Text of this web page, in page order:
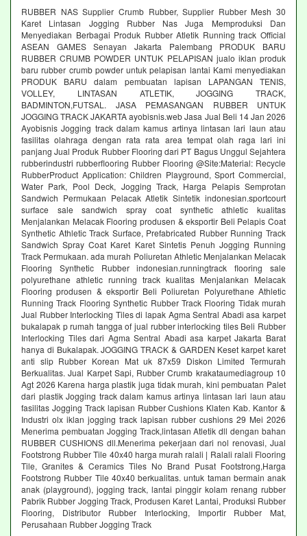
RUBBER NAS Supplier Crumb Rubber, Supplier Rubber Mesh 30
Karet Lintasan Jogging Rubber Nas Juga Memproduksi Dan
Menyediakan Berbagai Produk Rubber Atletik Running track Official
ASEAN GAMES Senayan Jakarta Palembang PRODUK BARU
RUBBER CRUMB POWDER UNTUK PELAPISAN jualo iklan produk
baru rubber crumb powder untuk pelapisan lantai Kami menyediakan
PRODUK BARU dalam pembuatan lapisan LAPANGAN TENIS,
VOLLEY, LINTASAN ATLETIK, JOGGING TRACK,
BADMINTON,FUTSAL. JASA PEMASANGAN RUBBER UNTUK
JOGGING TRACK JAKARTA ayobisnis.web Jasa Jual Beli 14 Jan 2026
Ayobisnis Jogging track dalam kamus artinya lintasan lari laun atau
fasilitas olahraga dengan rata rata area tempat olah raga lari ini
panjang Jual Produk Rubber Flooring dari PT Bagus Unggul Sejahtera
rubberindustri rubberflooring Rubber Flooring @Site:Material: Recycle
RubberProduct Application: Children Playground, Sport Commercial,
Water Park, Pool Deck, Jogging Track, Harga Pelapis Semprotan
Sandwich Permukaan Pelacak Atletik Sintetik indonesian.sportcourt
surface sale sandwich spray coat synthetic athletic kualitas
Menjalankan Melacak Flooring produsen & eksportir Beli Pelapis Coat
Synthetic Athletic Track Surface, Prefabricated Rubber Running Track
Sandwich Spray Coat Karet Karet Sintetis Penuh Jogging Running
Track Permukaan. ada murah Poliuretan Athletic Menjalankan Melacak
Flooring Synthetic Rubber indonesian.runningtrack flooring sale
polyurethane athletic running track kualitas Menjalankan Melacak
Flooring produsen & eksportir Beli Poliuretan Polyurethane Athletic
Running Track Flooring Synthetic Rubber Track Flooring Tidak murah
Jual Rubber Interlocking Tiles di lapak Agma Sentral Abadi asa karpet
bukalapak p rumah tangga of jual rubber interlocking tiles Beli Rubber
Interlocking Tiles dari Agma Sentral Abadi asa karpet Jakarta Barat
hanya di Bukalapak. JOGGING TRACK & GARDEN Keset karpet karet
anti slip Rubber Korean Mat uk 87x59 Diskon Limited Termurah
Berkualitas. Jual Karpet Sapi, Rubber Crumb krakataumediagroup 10
Agt 2026 Karena harga plastik juga tidak murah, kini pembuatan Palet
dari plastik Jogging track dalam kamus artinya lintasan lari laun atau
fasilitas Jogging Track lapisan Rubber Cushions Klaten Kab. Kantor &
Industri olx iklan jogging track lapisan rubber cushions 29 Mei 2026
Menerima pembuatan Jogging Track,lintasan Atletik dll dengan bahan
RUBBER CUSHIONS dll.Menerima pekerjaan dari nol renovasi, Jual
Footstrong Rubber Tile 40x40 harga murah ralali | Ralali ralali Flooring
Tile, Granites & Ceramics Tiles No Brand Pusat Footstrong,Harga
Footstrong Rubber Tile 40x40 berkualitas. untuk taman bermain anak
anak (playground), jogging track, lantai pinggir kolam renang rubber
Pabrik Rubber Jogging Track, Produsen Karet Lantai, Produksi Rubber
Flooring, Distributor Rubber Interlocking, Importir Rubber Mat,
Perusahaan Rubber Jogging Track